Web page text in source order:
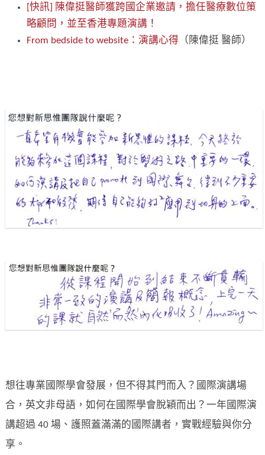
[快訊] 陳偉挺醫師獲跨國企業邀請，擔任醫療數位策
略顧問，並至香港專題演講！
From bedside to website：演講心得 （陳偉挺 醫師）
想往專業國際學會發展，但不得其門而入？國際演講場
合，英文非母語，如何在國際學會脫穎而出？一年國際演
講超過 40 場、護照蓋滿滿的國際講者，實戰經驗與你分
享。